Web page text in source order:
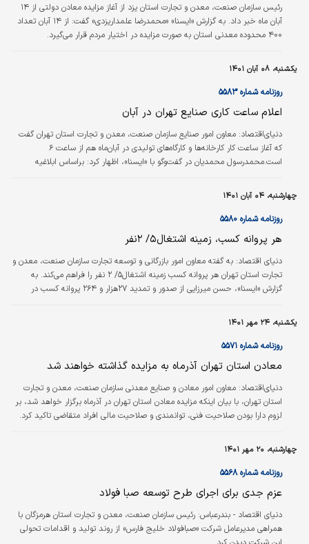
رئیس سازمان صنعت، معدن و تجارت استان یزد از آغاز مزایده معادن دولتی از ۱۴
آبان ماه خبر داد. به گزارش «ایسنا» «محمدرضا علمداریزدی» گفت: از ۱۴ آبان تعداد
۴۰۰ محدوده معدنی استان به صورت مزایده در اختیار مردم قرار می‌گیرد.
یکشنبه، ۰۸ آبان ۱۴۰۱
روزنامه شماره ۵۵۸۳
اعلام ساعت کاری صنایع تهران در آبان
دنیای‌اقتصاد: معاون امور صنایع سازمان صنعت، معدن و تجارت استان تهران گفت
که آغاز ساعت کار کارخانه‌ها و کارگاه‌‌‌های تولیدی در آبان‌ماه هم از ساعت ۶
است.محمدرسول محمدیان در گفت‌‌‌وگو با «ایسنا»، اظهار کرد: براساس ابلاغیه
تمدید شده است. به گفته وی براساس این ابلاغیه شروع کار واحدهای تولیدی،
صمت تهران همچنین همکاری واحدهای صنعتی در اجرای طرح در…
چهارشنبه، ۰۴ آبان ۱۴۰۱
روزنامه شماره ۵۵۸۰
هر پروانه کسب، زمینه اشتغال۵/ ۲نفر
دنیای‌ اقتصاد: به گفته معاون امور بازرگانی و توسعه تجارت سازمان صنعت، معدن و
تجارت استان تهران هر پروانه کسب زمینه اشتغال۵/ ۲ نفر را فراهم می‌کند. به
گزارش «ایسنا»، حسن میرزایی از صدور و تمدید ۲۷‌هزار و ۲۶۴ پروانه کسب در
فراهم می‌کند و براساس برآورد شاخص نماگر آماری دبیرخانه هیات عالی نظارت، در…
یکشنبه، ۲۴ مهر ۱۴۰۱
روزنامه شماره ۵۵۷۱
معادن استان تهران آذرماه به مزایده گذاشته خواهند شد
دنیای‌اقتصاد: معاون امور معادن و صنایع معدنی سازمان صنعت، معدن و تجارت
استان تهران، با بیان اینکه مزایده معادن استان تهران در آذرماه برگزار خواهد شد، بر
لزوم دارا بودن صلاحیت فنی، توانمندی و صلاحیت مالی افراد متقاضی تاکید کرد.
چهارشنبه، ۲۰ مهر ۱۴۰۱
روزنامه شماره ۵۵۶۸
عزم جدی برای اجرای طرح توسعه صبا فولاد
دنياي اقتصاد - بندرعباس: رئیس سازمان صنعت، معدن و تجارت استان هرمزگان با
همراهی مدیرعامل شرکت «صبافولاد خلیج فارس» از روند تولید و اقدامات تحولی